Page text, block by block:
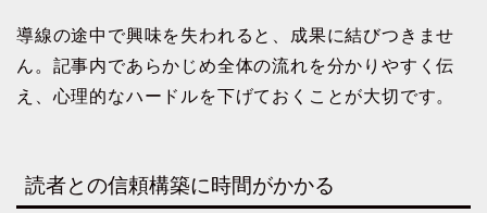
導線の途中で興味を失われると、成果に結びつきませ
ん。記事内であらかじめ全体の流れを分かりやすく伝
え、心理的なハードルを下げておくことが大切です。
読者との信頼構築に時間がかかる